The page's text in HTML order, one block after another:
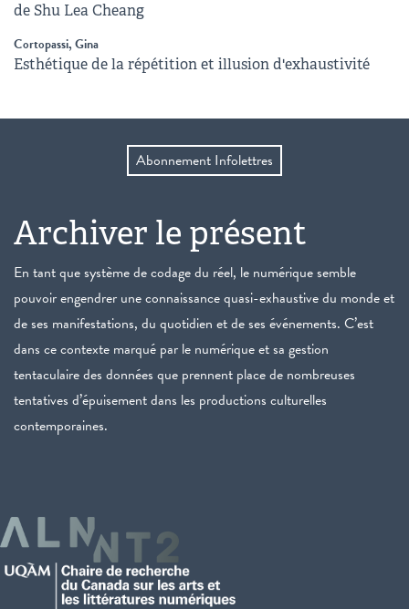
de Shu Lea Cheang
Cortopassi, Gina
Esthétique de la répétition et illusion d'exhaustivité
Abonnement Infolettres
Archiver le présent
En tant que système de codage du réel, le numérique semble
pouvoir engendrer une connaissance quasi-exhaustive du monde et
de ses manifestations, du quotidien et de ses événements. C’est
dans ce contexte marqué par le numérique et sa gestion
tentaculaire des données que prennent place de nombreuses
tentatives d’épuisement dans les productions culturelles
contemporaines.